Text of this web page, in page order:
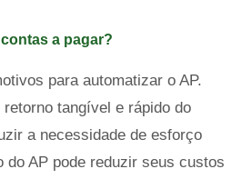
a pagar?
para automatizar o AP.
tangível e rápido do
a necessidade de esforço
do AP pode reduzir seus custos